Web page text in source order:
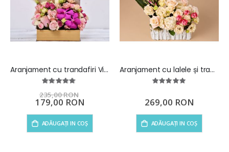
Aranjament cu trandafiri Viata e Roz
Rating:
235,00 RON
Preț
special
179,00 RON
ADĂUGAȚI IN COȘ
Aranjament cu lalele și trandafiri Pastel Dream
Rating:
269,00 RON
ADĂUGAȚI IN COȘ